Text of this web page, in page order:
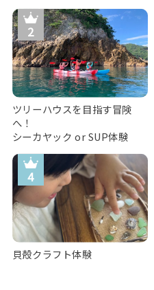
ツリーハウスを目指す冒険
へ！
シーカヤック or SUP体験
貝殻クラフト体験